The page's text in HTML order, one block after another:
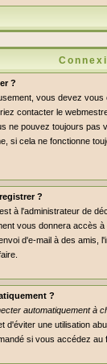
?
vous devez
contacter le
ne pouvez toujours
si cela ne fonctionne
?
à l'administrateur de
vous donnera accès
d'e-mail à des amis,
?
automatiquement à
d'éviter une utilisation
si vous accédez au